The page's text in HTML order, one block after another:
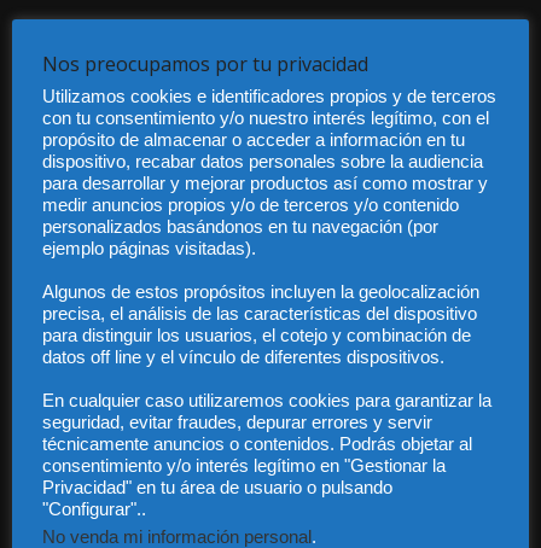
Audiencia y Publicidad
Quiénes somos
Legal
Privacidad
Contacto
Contáctanos: info@diariojuridico.com
Incluso más noticias
Nos preocupamos por tu privacidad
Utilizamos cookies e identificadores propios y de terceros
con tu consentimiento y/o nuestro interés legítimo, con el
propósito de almacenar o acceder a información en tu
dispositivo, recabar datos personales sobre la audiencia
para desarrollar y mejorar productos así como mostrar y
medir anuncios propios y/o de terceros y/o contenido
personalizados basándonos en tu navegación (por
ejemplo páginas visitadas).
Algunos de estos propósitos incluyen la geolocalización
precisa, el análisis de las características del dispositivo
para distinguir los usuarios, el cotejo y combinación de
datos off line y el vínculo de diferentes dispositivos.
En cualquier caso utilizaremos cookies para garantizar la
seguridad, evitar fraudes, depurar errores y servir
técnicamente anuncios o contenidos. Podrás objetar al
consentimiento y/o interés legítimo en "Gestionar la
Privacidad" en tu área de usuario o pulsando
"Configurar"..
No venda mi información personal.